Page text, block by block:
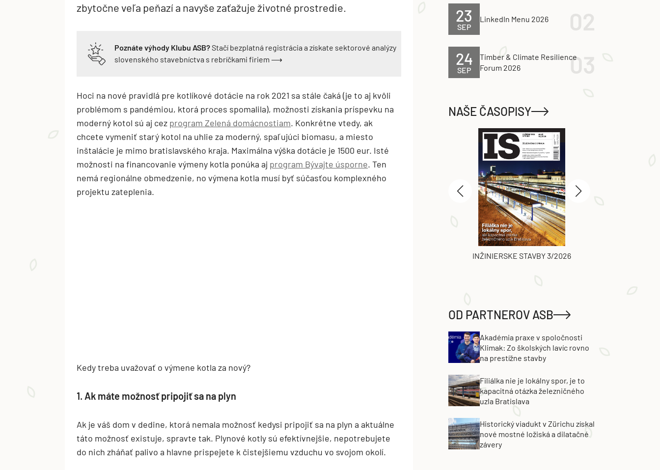
zbytočne veľa peňazí a navyše zaťažuje životné prostredie.
Poznáte výhody Klubu ASB?Stačí bezplatná registrácia a získate sektorové analýzy
slovenského stavebníctva s rebríčkami firiem ⟶
Hoci na nové pravidlá pre kotlíkové dotácie na rok 2021 sa stále čaká (je to aj kvôli
problémom s pandémiou, ktorá proces spomalila), možnosti získania príspevku na
moderný kotol sú aj cez program Zelená domácnostiam. Konkrétne vtedy, ak
chcete vymeniť starý kotol na uhlie za moderný, spaľujúci biomasu, a miesto
inštalácie je mimo bratislavského kraja. Maximálna výška dotácie je 1500 eur. Isté
možnosti na financovanie výmeny kotla ponúka aj program Bývajte úsporne. Ten
nemá regionálne obmedzenie, no výmena kotla musí byť súčasťou komplexného
projektu zateplenia.
Kedy treba uvažovať o výmene kotla za nový?
1. Ak máte možnosť pripojiť sa na plyn
Ak je váš dom v dedine, ktorá nemala možnosť kedysi pripojiť sa na plyn a aktuálne
táto možnosť existuje, spravte tak. Plynové kotly sú efektívnejšie, nepotrebujete
do nich zháňať palivo a hlavne prispejete k čistejšiemu vzduchu vo svojom okolí.
SEP
23 LinkedIn Menu 2026
SEP
24
Timber & Climate Resilience
Forum 2026
NAŠE ČASOPISY
INŽINIERSKE STAVBY 3/2026
OD PARTNEROV ASB
Akadémia praxe v spoločnosti
Klimak: Zo školských lavíc rovno
na prestížne stavby
Filiálka nie je lokálny spor, je to
kapacitná otázka železničného
uzla Bratislava
Historický viadukt v Zürichu získal
nové mostné ložiská a dilatačné
závery